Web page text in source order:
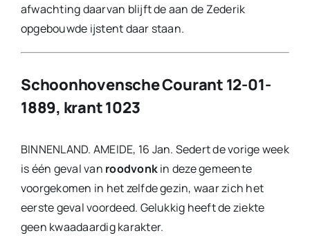
afwachting daarvan blijft de aan de Zederik
opgebouwde ijstent daar staan.
Schoonhovensche Courant 12-01-
1889, krant 1023
BINNENLAND. AMEIDE, 16 Jan. Sedert de vorige week
is één geval van roodvonkin deze gemeente
voorgekomen in het zelfde gezin, waar zich het
eerste geval voordeed. Gelukkig heeft de ziekte
geen kwaadaardig karakter.